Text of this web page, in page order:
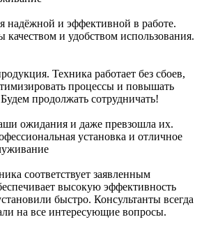
надёжной и эффективной в работе.
и удобством использования.
Техника работает без сбоев,
процессы и повышать
продолжать сотрудничать!
ожидания и даже превзошла их.
установка и отличное
соответствует заявленным
высокую эффективность
быстро. Консультанты всегда
на все интересующие вопросы.